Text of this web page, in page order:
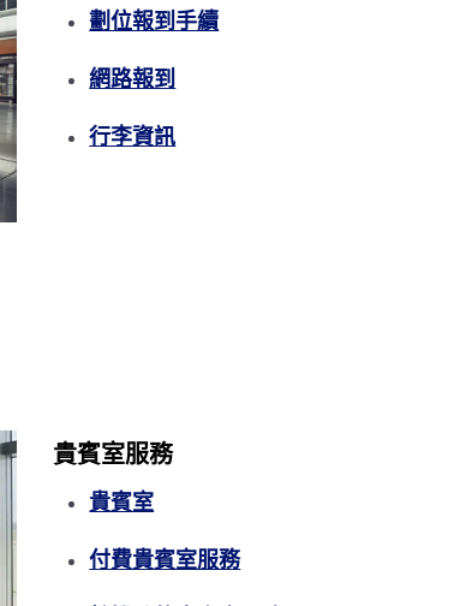
劃位報到手續
網路報到
行李資訊
貴賓室服務
貴賓室
付費貴賓室服務